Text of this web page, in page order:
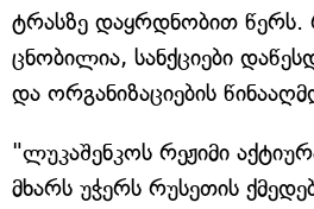
ტრასზე დაყრდნობით
ცნობილია, სანქციები
და ორგანიზაციების
"ლუკაშენკოს რეჟიმი
მხარს უჭერს რუსეთის